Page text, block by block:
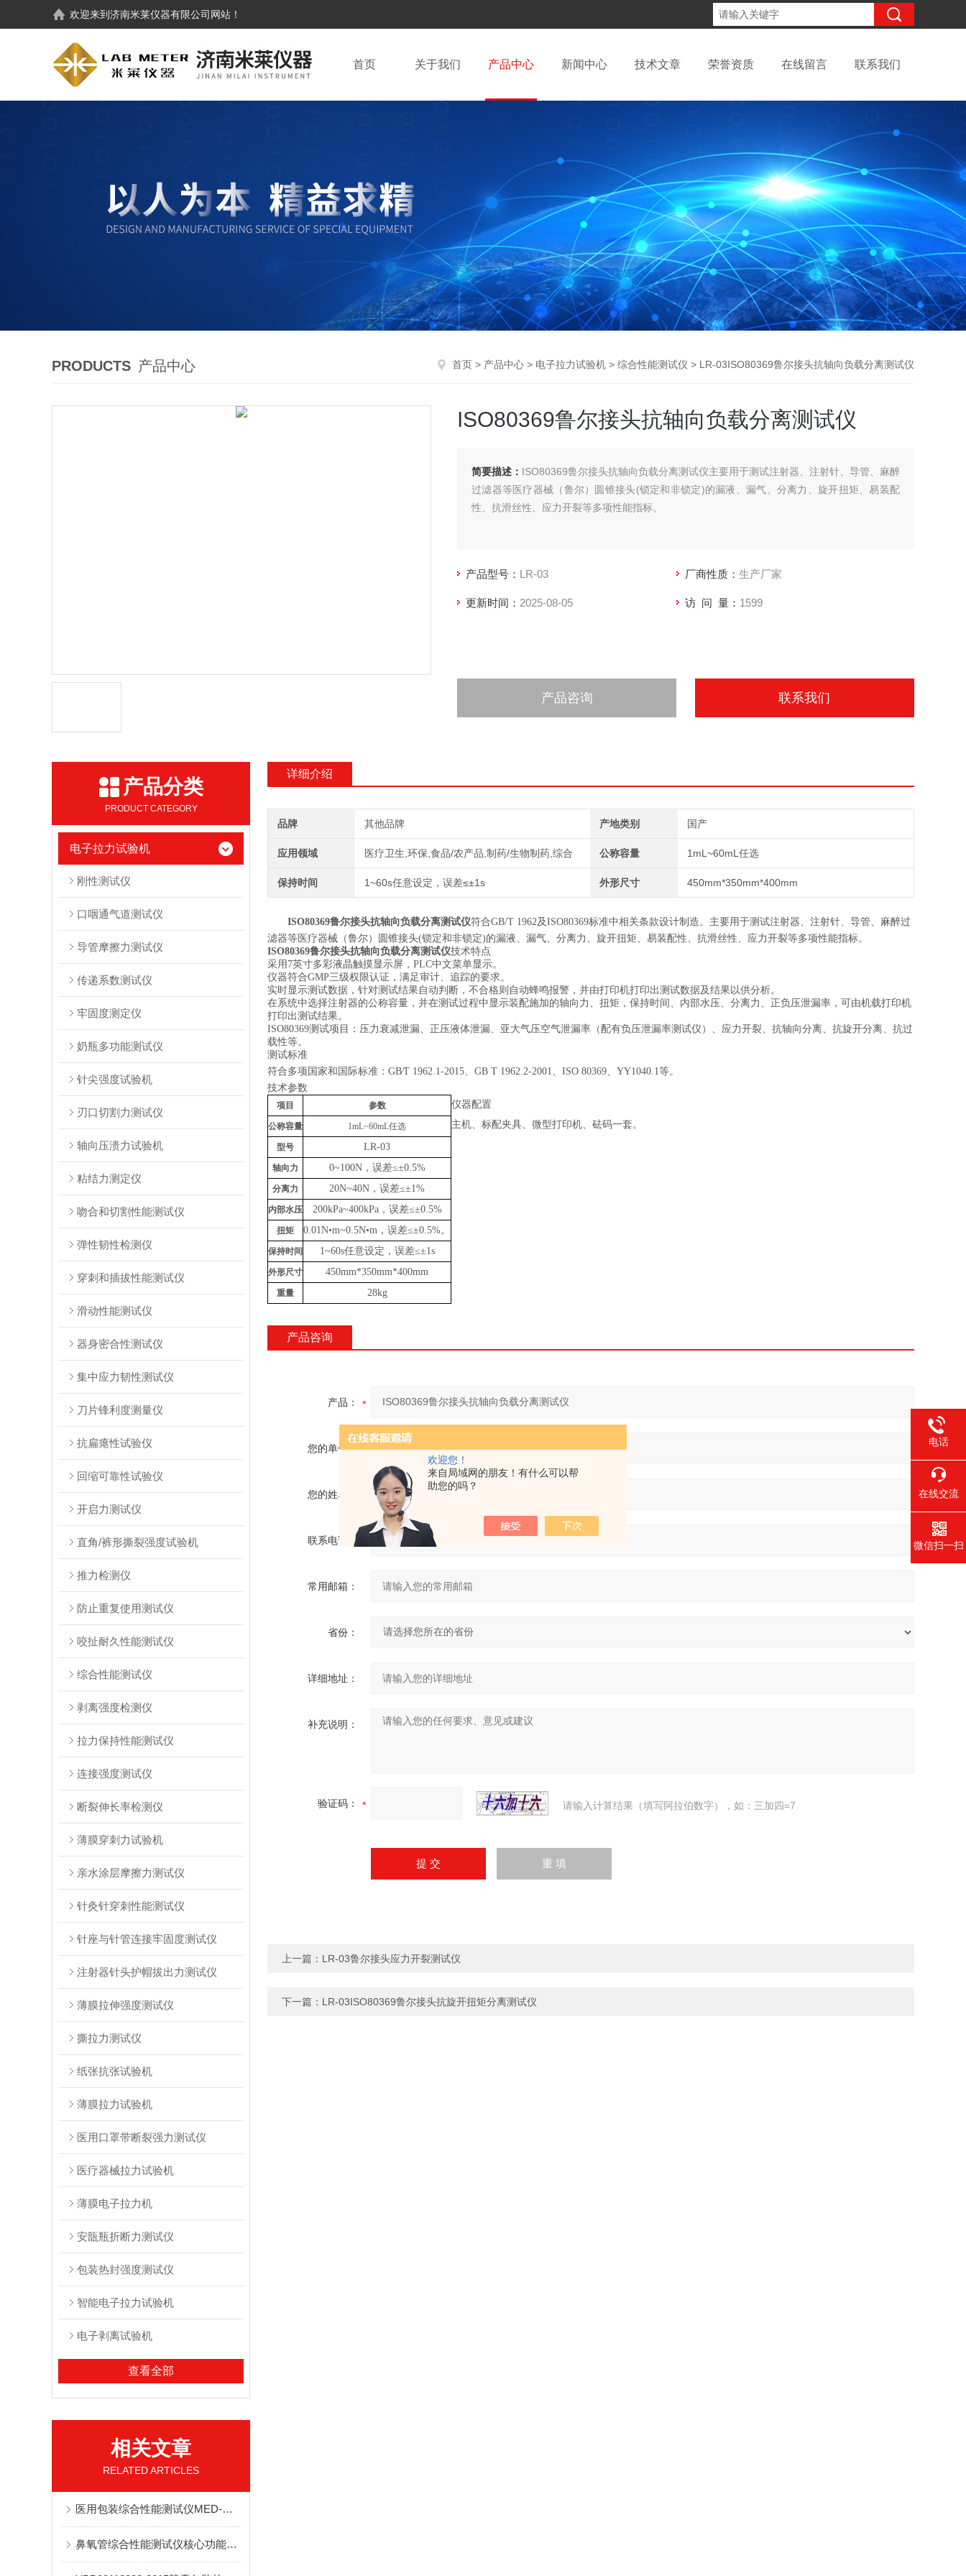
欢迎您！
来自局域网的朋友！有什么可以帮
助您的吗？
欢迎来到济南米莱仪器有限公司 网站！
首页 关于我们 产品中心 新闻中心 技术文章 荣誉资质 在线留言 联系我们
PRODUCTS 产品中心 首页 > 产品中心 > 电子拉力试验机 > 综合性能测试仪 > LR-03ISO80369鲁尔接头抗轴向负载分离测试仪
ISO80369鲁尔接头抗轴向负载分离测试仪
简要描述： ISO80369鲁尔接头抗轴向负载分离测试仪主要用于测试注射器、注射针、导管、麻醉
过滤器等医疗器械（鲁尔）圆锥接头(锁定和非锁定)的漏液、漏气、分离力、旋开扭矩、易装配
性、抗滑丝性、应力开裂等多项性能指标。
产品型号： LR-03 厂商性质：生产厂家
更新时间： 2025-08-05 访 问 量： 1599
产品咨询 联系我们
产品分类
PRODUCT CATEGORY
电子拉力试验机
刚性测试仪
口咽通气道测试仪
导管摩擦力测试仪
传递系数测试仪
牢固度测定仪
奶瓶多功能测试仪
针尖强度试验机
刃口切割力测试仪
轴向压溃力试验机
粘结力测定仪
吻合和切割性能测试仪
弹性韧性检测仪
穿刺和插拔性能测试仪
滑动性能测试仪
器身密合性测试仪
集中应力韧性测试仪
刀片锋利度测量仪
抗扁瘪性试验仪
回缩可靠性试验仪
开启力测试仪
直角/裤形撕裂强度试验机
推力检测仪
防止重复使用测试仪
咬扯耐久性能测试仪
综合性能测试仪
剥离强度检测仪
拉力保持性能测试仪
连接强度测试仪
断裂伸长率检测仪
薄膜穿刺力试验机
亲水涂层摩擦力测试仪
针灸针穿刺性能测试仪
针座与针管连接牢固度测试仪
注射器针头护帽拔出力测试仪
薄膜拉伸强度测试仪
撕拉力测试仪
纸张抗张试验机
薄膜拉力试验机
医用口罩带断裂强力测试仪
医疗器械拉力试验机
薄膜电子拉力机
安瓿瓶折断力测试仪
包装热封强度测试仪
智能电子拉力试验机
电子剥离试验机
查看全部
相关文章
RELATED ARTICLES
医用包装综合性能测试仪MED-M1：无菌医疗器械包装多指标检测设备应用说明
鼻氧管综合性能测试仪核心功能全面解析
详细介绍
品牌 其他品牌 产地类别 国产
应用领域 医疗卫生,环保,食品/农产品,制药/生物制药,综合 公称容量 1mL~60mL任选
保持时间 1~60s任意设定，误差≤±1s 外形尺寸 450mm*350mm*400mm
ISO80369鲁尔接头抗轴向负载分离测试仪符合GB/T 1962及ISO80369标准中相关条款设计制造。主要用于测试注射器、注射针、导管、麻醉过
滤器等医疗器械（鲁尔）圆锥接头(锁定和非锁定)的漏液、漏气、分离力、旋开扭矩、易装配性、抗滑丝性、应力开裂等多项性能指标。
ISO80369鲁尔接头抗轴向负载分离测试仪技术特点
采用7英寸多彩液晶触摸显示屏，PLC中文菜单显示。
仪器符合GMP三级权限认证，满足审计、追踪的要求。
实时显示测试数据，针对测试结果自动判断，不合格则自动蜂鸣报警，并由打印机打印出测试数据及结果以供分析。
在系统中选择注射器的公称容量，并在测试过程中显示装配施加的轴向力、扭矩，保持时间、内部水压、分离力、正负压泄漏率，可由机载打印机
打印出测试结果。
ISO80369测试项目：压力衰减泄漏、正压液体泄漏、亚大气压空气泄漏率（配有负压泄漏率测试仪）、应力开裂、抗轴向分离、抗旋开分离、抗过
载性等。
测试标准
符合多项国家和国际标准： GB∕T 1962.1-2015、GB T 1962.2-2001、ISO 80369、 YY1040.1等。
技术参数
项目 参数
公称容量 1mL~60mL任选
型号 LR-03
轴向力 0~100N，误差≤±0.5%
分离力 20N~40N，误差≤±1%
内部水压 200kPa~400kPa，误差≤±0.5%
扭矩 0.01N•m~0.5N•m，误差≤±0.5%。
保持时间 1~60s任意设定，误差≤±1s
外形尺寸 450mm*350mm*400mm
重量 28kg
仪器配置
主机、标配夹具、微型打印机、砝码一套。
产品咨询
产品：
您的单位：
您的姓名：
联系电话：
常用邮箱：
省份：
详细地址：
补充说明：
验证码： 请输入计算结果（填写阿拉伯数字），如：三加四=7
上一篇： LR-03鲁尔接头应力开裂测试仪
下一篇： LR-03ISO80369鲁尔接头抗旋开扭矩分离测试仪
电话
在线交流
微信扫一扫